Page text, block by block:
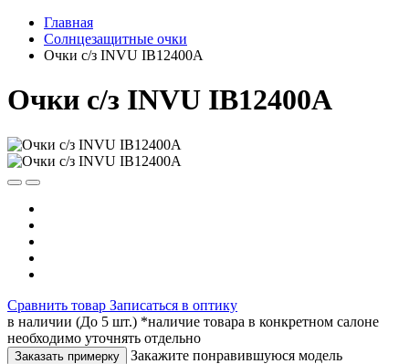
Главная
Солнцезащитные очки
Очки с/з INVU IB12400A
Очки с/з INVU IB12400A
Сравнить товар Записаться в оптику
в наличии (До 5 шт.) *наличие товара в конкретном салоне
необходимо уточнять отдельно
Заказать примерку
Закажите понравившуюся модель